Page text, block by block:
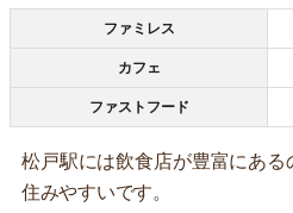
ファミレス
カフェ
ファストフード
松戸駅には飲食店が豊富にある
住みやすいです。